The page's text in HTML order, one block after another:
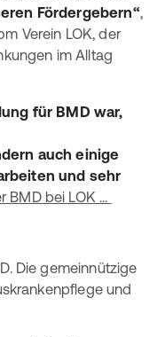
Fördergebern“,
Verein LOK, der
im Alltag
für BMD war,
auch einige
und sehr
BMD bei LOK ...
Die gemeinnützige
und